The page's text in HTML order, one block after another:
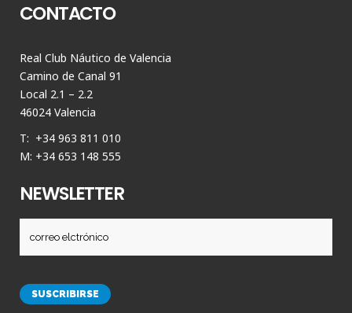
CONTACTO
Real Club Náutico de Valencia
Camino de Canal 91
Local 2.1 – 2.2
46024 Valencia
T: +34 963 811 010
M: +34 653 148 555
NEWSLETTER